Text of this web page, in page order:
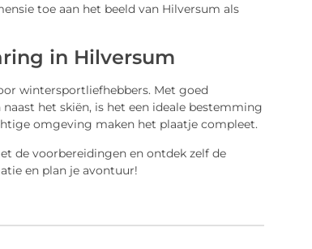
toe aan het beeld van Hilversum als
in Hilversum
wintersportliefhebbers. Met goed
het skiën, is het een ideale bestemming
omgeving maken het plaatje compleet.
de voorbereidingen en ontdek zelf de
en plan je avontuur!